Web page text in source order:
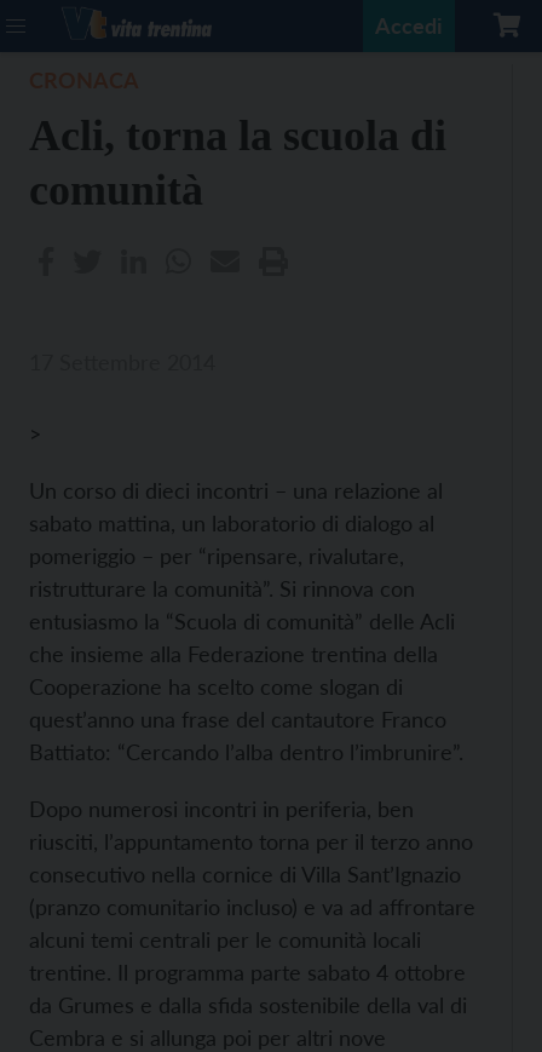
Accedi
Acli, torna la scuola di
comunità
>
Un corso di dieci incontri – una relazione al
sabato mattina, un laboratorio di dialogo al
pomeriggio – per “ripensare, rivalutare,
ristrutturare la comunità”. Si rinnova con
entusiasmo la “Scuola di comunità” delle Acli
che insieme alla Federazione trentina della
Cooperazione ha scelto come slogan di
quest’anno una frase del cantautore Franco
Battiato: “Cercando l’alba dentro l’imbrunire”.
Dopo numerosi incontri in periferia, ben
riusciti, l’appuntamento torna per il terzo anno
consecutivo nella cornice di Villa Sant’Ignazio
(pranzo comunitario incluso) e va ad affrontare
alcuni temi centrali per le comunità locali
trentine. Il programma parte sabato 4 ottobre
da Grumes e dalla sfida sostenibile della val di
Cembra e si allunga poi per altri nove